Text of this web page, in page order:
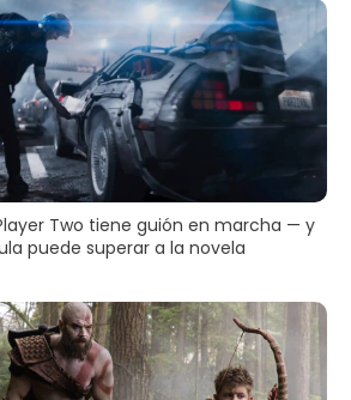
Two tiene guión en marcha — y
puede superar a la novela